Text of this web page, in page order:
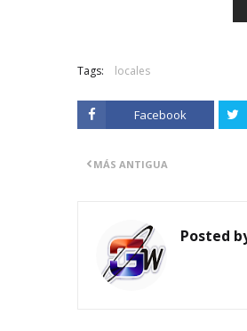
Tags: locales
Facebook
MÁS ANTIGUA
Posted